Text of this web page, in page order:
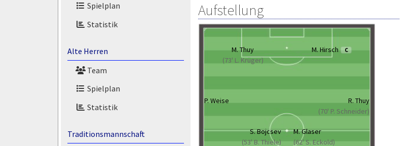
Spielplan
Statistik
Alte Herren
Team
Spielplan
Statistik
Traditionsmannschaft
Aufstellung
M. Thuy
(73' L. Krüger)
M. Hirsch C
P. Weise
R. Thuy
(70' P. Schneider)
S. Bojcsev
(53' B. Thiele)
M. Glaser
(62' S. Eckold)